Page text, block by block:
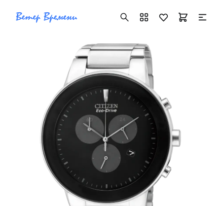
+7 ( 705 ) 181-42-50
info@vetervremeni.kz
Авторизация
Каталог
Мужские часы